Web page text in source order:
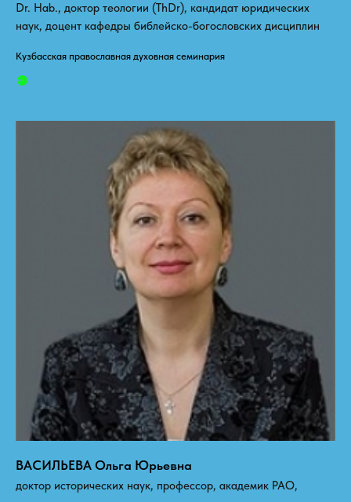
Dr. Hab., доктор теологии (ThDr), кандидат юридических
наук, доцент кафедры библейско-богословских дисциплин
Кузбасская православная духовная семинария
ВАСИЛЬЕВА Ольга Юрьевна
доктор исторических наук, профессор, академик РАО,